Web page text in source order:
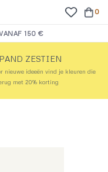
0
150 €
ZESTIEN
nieuwe ideeën vind je kleuren die
met 20% korting